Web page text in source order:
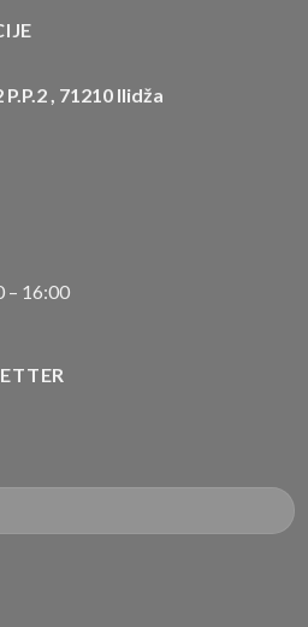
, 71210 Ilidža
– 16:00